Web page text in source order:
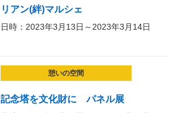
リアン(絆)マルシェ
日時：2023年3月13日～2023年3月14日
憩いの空間
記念塔を文化財に パネル展